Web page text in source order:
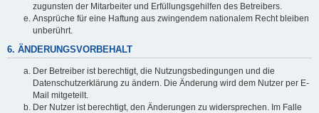
zugunsten der Mitarbeiter und Erfüllungsgehilfen des Betreibers.
Ansprüche für eine Haftung aus zwingendem nationalem Recht bleiben
unberührt.
6. ÄNDERUNGSVORBEHALT
Der Betreiber ist berechtigt, die Nutzungsbedingungen und die
Datenschutzerklärung zu ändern. Die Änderung wird dem Nutzer per E-
Mail mitgeteilt.
Der Nutzer ist berechtigt, den Änderungen zu widersprechen. Im Falle